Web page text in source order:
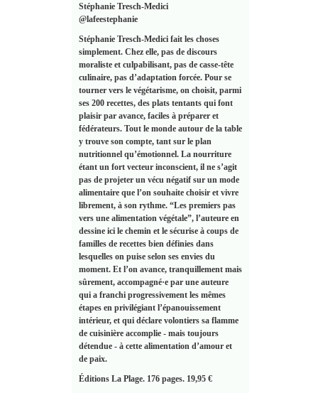
Stéphanie Tresch-Medici
@lafeestephanie
Stéphanie Tresch-Medici fait les choses
simplement. Chez elle, pas de discours
moraliste et culpabilisant, pas de casse-tête
culinaire, pas d’adaptation forcée. Pour se
tourner vers le végétarisme, on choisit, parmi
ses 200 recettes, des plats tentants qui font
plaisir par avance, faciles à préparer et
fédérateurs. Tout le monde autour de la table
y trouve son compte, tant sur le plan
nutritionnel qu’émotionnel. La nourriture
étant un fort vecteur inconscient, il ne s’agit
pas de projeter un vécu négatif sur un mode
alimentaire que l’on souhaite choisir et vivre
librement, à son rythme. “Les premiers pas
vers une alimentation végétale”, l’auteure en
dessine ici le chemin et le sécurise à coups de
familles de recettes bien définies dans
lesquelles on puise selon ses envies du
moment. Et l’on avance, tranquillement mais
sûrement, accompagné·e par une auteure
qui a franchi progressivement les mêmes
étapes en privilégiant l’épanouissement
intérieur, et qui déclare volontiers sa flamme
de cuisinière accomplie - mais toujours
détendue - à cette alimentation d’amour et
de paix.
Éditions La Plage. 176 pages. 19,95 €